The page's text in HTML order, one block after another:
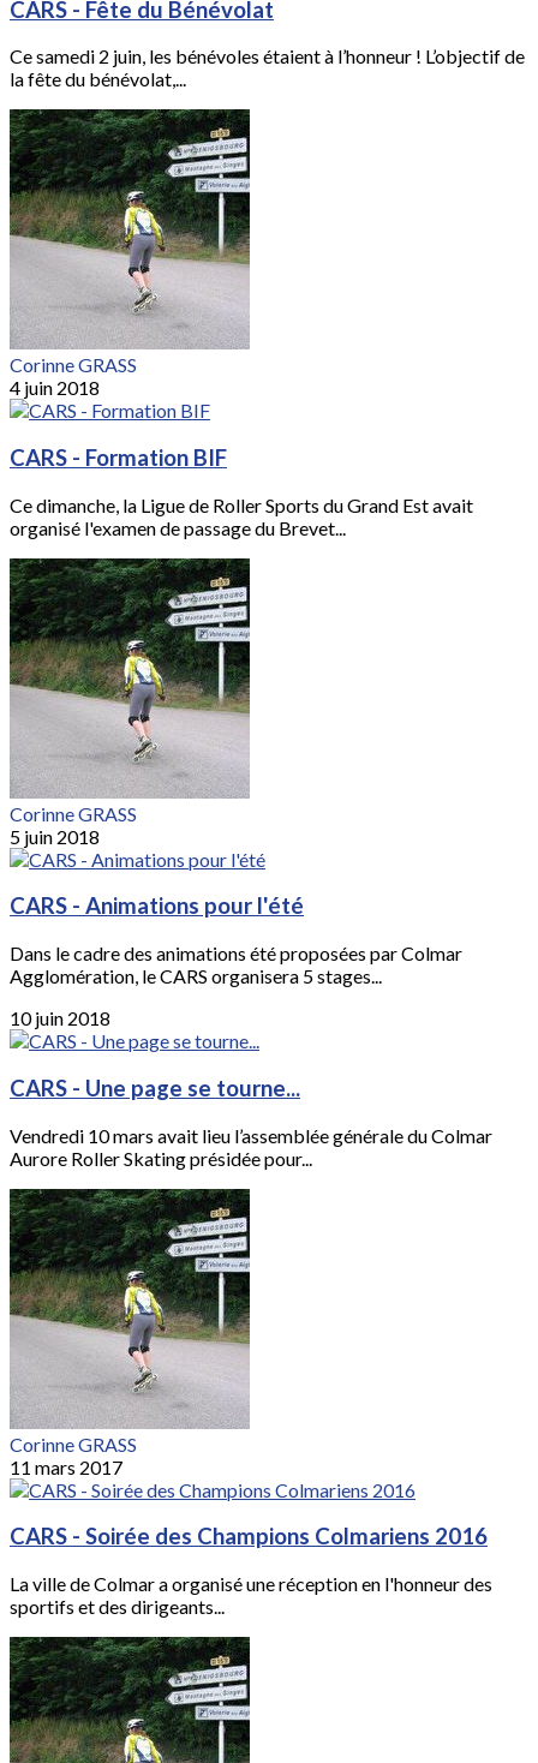
CARS - Fête du Bénévolat
Ce samedi 2 juin, les bénévoles étaient à l’honneur ! L’objectif de
la fête du bénévolat,...
Corinne GRASS
4 juin 2018
CARS - Formation BIF
Ce dimanche, la Ligue de Roller Sports du Grand Est avait
organisé l'examen de passage du Brevet...
Corinne GRASS
5 juin 2018
CARS - Animations pour l'été
Dans le cadre des animations été proposées par Colmar
Agglomération, le CARS organisera 5 stages...
10 juin 2018
CARS - Une page se tourne...
Vendredi 10 mars avait lieu l’assemblée générale du Colmar
Aurore Roller Skating présidée pour...
Corinne GRASS
11 mars 2017
CARS - Soirée des Champions Colmariens 2016
La ville de Colmar a organisé une réception en l'honneur des
sportifs et des dirigeants...